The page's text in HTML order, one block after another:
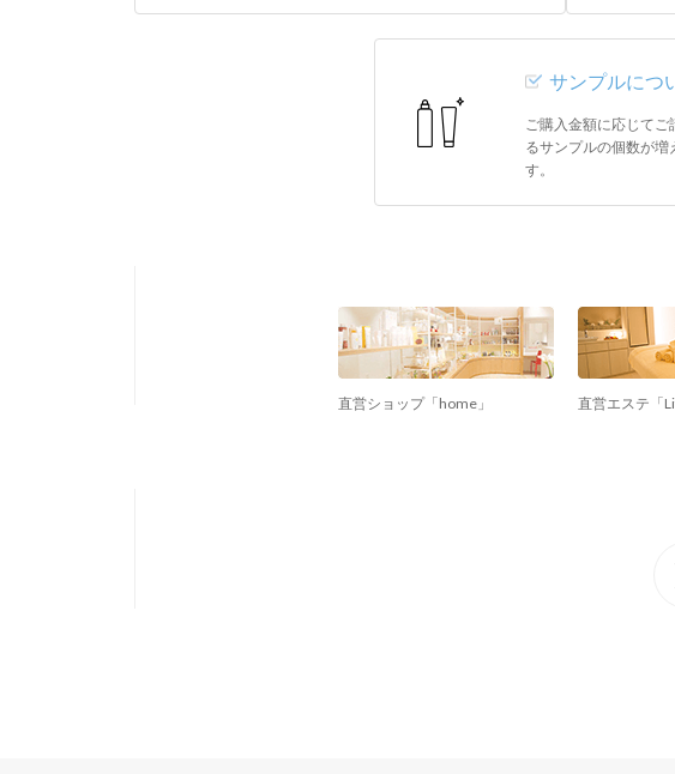
サンプルにつ
ご購入金額に応じてご
るサンプルの個数が増
す。
直営ショップ「home」 直営エステ「